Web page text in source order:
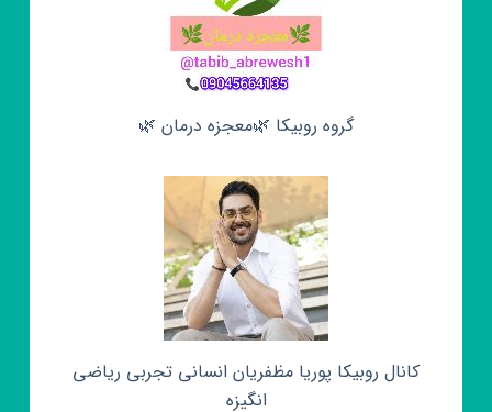
گروه روبیکا 🌿معجزه درمان 🌿
کانال روبیکا پوریا مظفریان انسانی تجربی ریاضی
انگیزه